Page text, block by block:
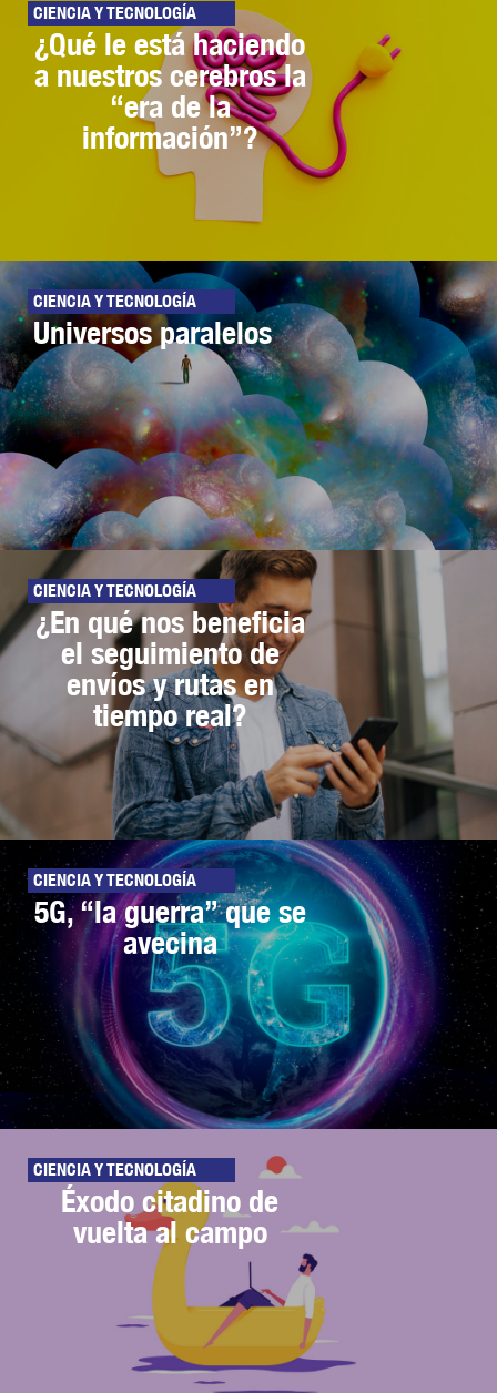
CIENCIA Y TECNOLOGÍA
¿Qué le está haciendo
a nuestros cerebros la
“era de la
información”?
CIENCIA Y TECNOLOGÍA
Universos paralelos
CIENCIA Y TECNOLOGÍA
¿En qué nos beneficia
el seguimiento de
envíos y rutas en
tiempo real?
CIENCIA Y TECNOLOGÍA
5G, “la guerra” que se
avecina
CIENCIA Y TECNOLOGÍA
Éxodo citadino de
vuelta al campo